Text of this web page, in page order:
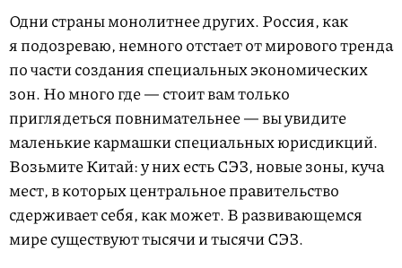
Одни страны монолитнее других. Россия, как
я подозреваю, немного отстает от мирового тренда
по части создания специальных экономических
зон. Но много где — стоит вам только
приглядеться повнимательнее — вы увидите
маленькие кармашки специальных юрисдикций.
Возьмите Китай: у них есть СЭЗ, новые зоны, куча
мест, в которых центральное правительство
сдерживает себя, как может. В развивающемся
мире существуют тысячи и тысячи СЭЗ.